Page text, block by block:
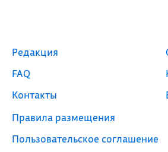
Редакция
FAQ
Контакты
Правила размещения
Пользовательское соглашение